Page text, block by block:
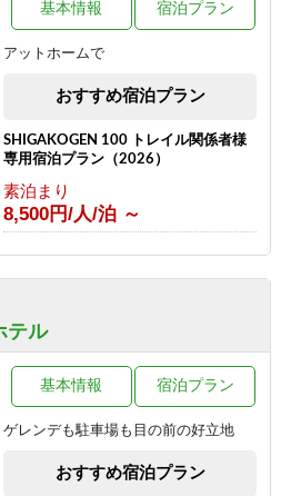
16,500円/人/泊 ～
【志賀高原100キロレース 2026】イ
素泊り＞
素泊まり
8,500円/人/泊 ～
アットホームで
基本情報 宿泊プラン
おすすめ宿泊プラン
SHIGAKOGEN 100 トレイル関係者様
専用宿泊プラン（2026）
素泊まり
8,500円/人/泊 ～
テル
ゲレンデも駐車場も目の前の好立地
基本情報 宿泊プラン
おすすめ宿泊プラン